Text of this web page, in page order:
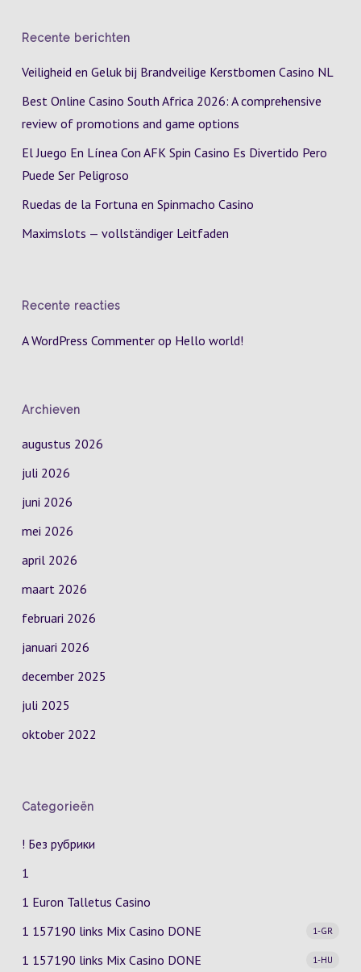
Recente berichten
Veiligheid en Geluk bij Brandveilige Kerstbomen Casino NL
Best Online Casino South Africa 2026: A comprehensive
review of promotions and game options
El Juego En Línea Con AFK Spin Casino Es Divertido Pero
Puede Ser Peligroso
Ruedas de la Fortuna en Spinmacho Casino
Maximslots — vollständiger Leitfaden
Recente reacties
A WordPress Commenterop Hello world!
Archieven
augustus 2026
juli 2026
juni 2026
mei 2026
april 2026
maart 2026
februari 2026
januari 2026
december 2025
juli 2025
oktober 2022
Categorieën
! Без рубрики
1
1 Euron Talletus Casino
1 157190 links Mix Casino
1-GR
DONE
1 157190 links Mix Casino
1-HU
DONE